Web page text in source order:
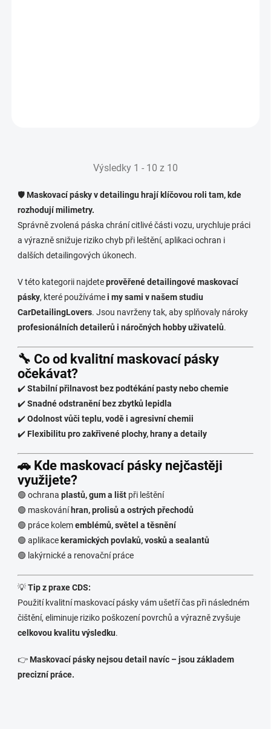
Výsledky 1 - 10 z 10
🛡️Maskovací pásky v detailingu hrají klíčovou roli tam, kde
rozhodují milimetry.
Správně zvolená páska chrání citlivé části vozu, urychluje práci
a výrazně snižuje riziko chyb při leštění, aplikaci ochran i
dalších detailingových úkonech.
V této kategorii najdeteprověřené detailingové maskovací
pásky, které používámei my sami v našem studiu
CarDetailingLovers. Jsou navrženy tak, aby splňovaly nároky
profesionálních detailerů i náročných hobby uživatelů.
🔧 Co od kvalitní maskovací pásky
očekávat?
✔️Stabilní přilnavost bez podtékání pasty nebo chemie
✔️Snadné odstranění bez zbytků lepidla
✔️Odolnost vůči teplu, vodě i agresivní chemii
✔️Flexibilitu pro zakřivené plochy, hrany a detaily
🚗 Kde maskovací pásky nejčastěji
využijete?
🟢 ochranaplastů, gum a lišt při leštění
🟢 maskování hran, prolisů a ostrých přechodů
🟢 práce kolememblémů, světel a těsnění
🟢 aplikace keramických povlaků, vosků a sealantů
🟢 lakýrnické a renovační práce
💡Tip z praxe CDS:
Použití kvalitní maskovací pásky vám ušetří čas při následném
čištění, eliminuje riziko poškození povrchů a výrazně zvyšuje
celkovou kvalitu výsledku.
👉Maskovací pásky nejsou detail navíc – jsou základem
precizní práce.